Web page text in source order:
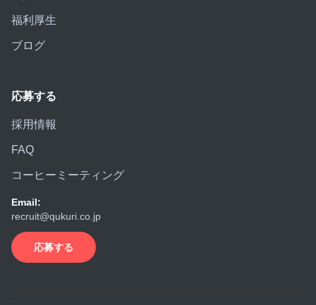
福利厚生
ブログ
応募する
採用情報
FAQ
コーヒーミーティング
Email:
recruit@qukuri.co.jp
応募する